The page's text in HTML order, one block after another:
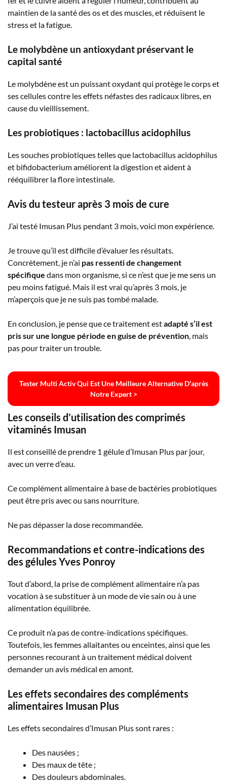
maintien de la santé des os et des muscles, et réduisent le
stress et la fatigue.
Le molybdène un antioxydant préservant le
capital santé
Le molybdène est un puissant oxydant qui protège le corps et
ses cellules contre les effets néfastes des radicaux libres, en
cause du vieillissement.
Les probiotiques : lactobacillus acidophilus
Les souches probiotiques telles que lactobacillus acidophilus
et bifidobacterium améliorent la digestion et aident à
rééquilibrer la flore intestinale.
Avis du testeur après 3 mois de cure
J’ai testé Imusan Plus pendant 3 mois, voici mon expérience.
Je trouve qu’il est difficile d’évaluer les résultats.
Concrètement, je n’ai pas ressenti de changement
spécifique dans mon organisme, si ce n’est que je me sens un
peu moins fatigué. Mais il est vrai qu’après 3 mois, je
m’aperçois que je ne suis pas tombé malade.
En conclusion, je pense que ce traitement estadapté s’il est
pris sur une longue période en guise de prévention, mais
pas pour traiter un trouble.
Tester Multi Activ Qui Est Une Meilleure Alternative D'après
Notre Expert >
Les conseils d’utilisation des comprimés
vitaminés Imusan
Il est conseillé de prendre 1 gélule d’Imusan Plus par jour,
avec un verre d’eau.
Ce complément alimentaire à base de bactéries probiotiques
peut être pris avec ou sans nourriture.
Ne pas dépasser la dose recommandée.
Recommandations et contre-indications des
des gélules Yves Ponroy
Tout d’abord, la prise de complément alimentaire n’a pas
vocation à se substituer à un mode de vie sain ou à une
alimentation équilibrée.
Ce produit n’a pas de contre-indications spécifiques.
Toutefois, les femmes allaitantes ou enceintes, ainsi que les
personnes recourant à un traitement médical doivent
demander un avis médical en amont.
Les effets secondaires des compléments
alimentaires Imusan Plus
Les effets secondaires d’Imusan Plus sont rares :
Des nausées ;
Des maux de tête ;
Des douleurs abdominales.